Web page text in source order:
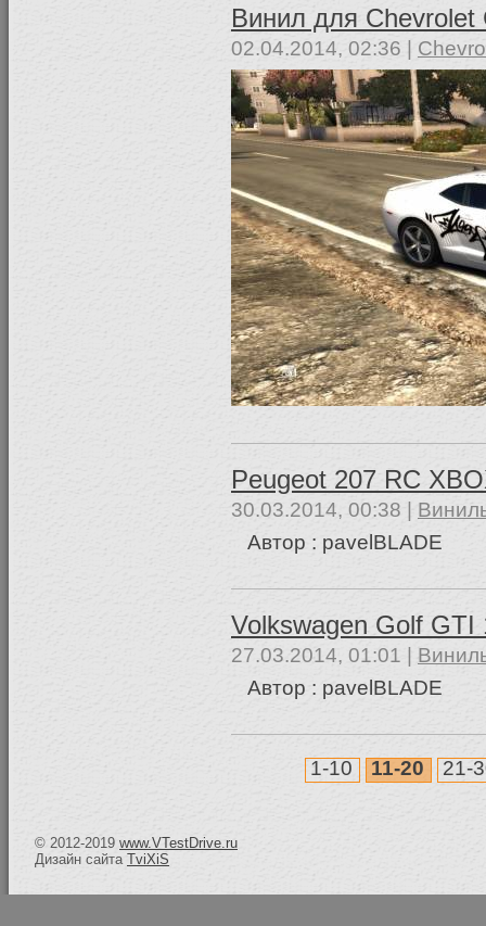
Винил для Chevrolet
02.04.2014, 02:36 |
Peugeot 207 RC
30.03.2014, 00:38 |
Автор : pavelBLADE
Volkswagen Golf GTI
27.03.2014, 01:01 |
Автор : pavelBLADE
1-10 11-20 21-
© 2012-2019 www.VTestDrive.ru
Дизайн сайта TviXiS